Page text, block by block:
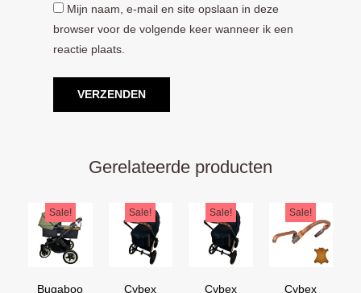
Mijn naam, e-mail en site opslaan in deze
browser voor de volgende keer wanneer ik een
reactie plaats.
Gerelateerde producten
Sale!
Bugaboo
Oorspronkelijke
prijs
prijs
Sale!
Cybex
Oorspronkelijke
prijs
Huidige
prijs
Sale!
Cybex
Oorspronkelijke
prijs
was:
Huidige
prijs
is:
Sale!
Cybex
prijs
was:
prijs
is: